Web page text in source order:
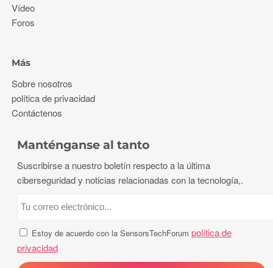
Vídeo
Foros
Más
Sobre nosotros
política de privacidad
Contáctenos
Manténganse al tanto
Suscribirse a nuestro boletín respecto a la última
ciberseguridad y noticias relacionadas con la tecnología,.
Estoy de acuerdo con la SensorsTechForum política de
privacidad